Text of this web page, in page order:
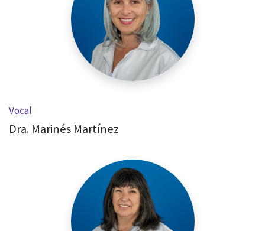
Vocal
Dra. Marinés Martínez